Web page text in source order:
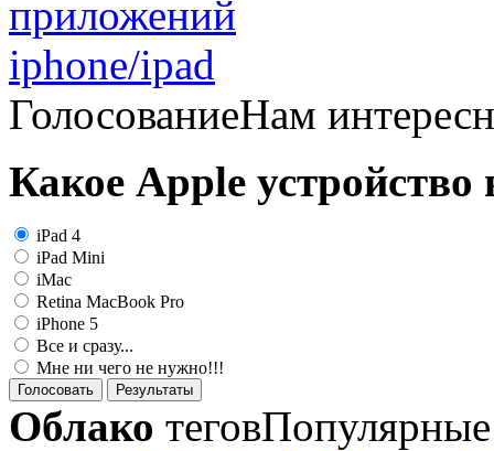
ГолосованиеНам
Какое Apple устройство
iPad 4
iPad Mini
iMac
Retina MacBook Pro
iPhone 5
Все и сразу...
Мне ни чего не нужно!!!
Голосовать Результаты
Облако теговПопулярные